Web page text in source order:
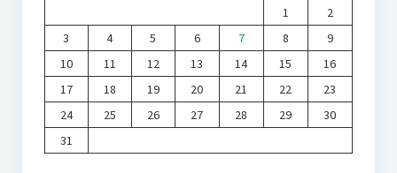
1
2
3
4 5 6 7 8
9
10
11 12 13 14 15
16
17
18 19 20 21 22
23
24
25 26 27 28 29
30
31